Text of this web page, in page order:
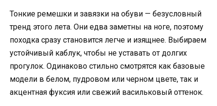
Тонкие ремешки и завязки на обуви — безусловный
тренд этого лета. Они едва заметны на ноге, поэтому
походка сразу становится легче и изящнее. Выбираем
устойчивый каблук, чтобы не уставать от долгих
прогулок. Одинаково стильно смотрятся как базовые
модели в белом, пудровом или черном цвете, так и
акцентная фуксия или свежий васильковый оттенок.